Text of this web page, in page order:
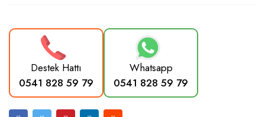
Destek Hattı
0541 828 59 79
Whatsapp
0541 828 59 79